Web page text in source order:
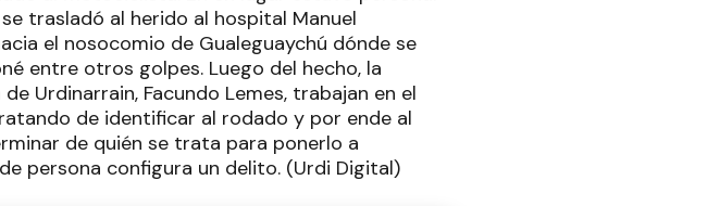
trasladó al herido al hospital Manuel
el nosocomio de Gualeguaychú dónde se
entre otros golpes. Luego del hecho, la
Urdinarrain, Facundo Lemes, trabajan en el
de identificar al rodado y por ende al
de quién se trata para ponerlo a
persona configura un delito. (Urdi Digital)